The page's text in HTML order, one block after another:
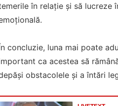
în relație și să lucreze
concluzie, luna mai poate
ca acestea să
obstacolele și a întări